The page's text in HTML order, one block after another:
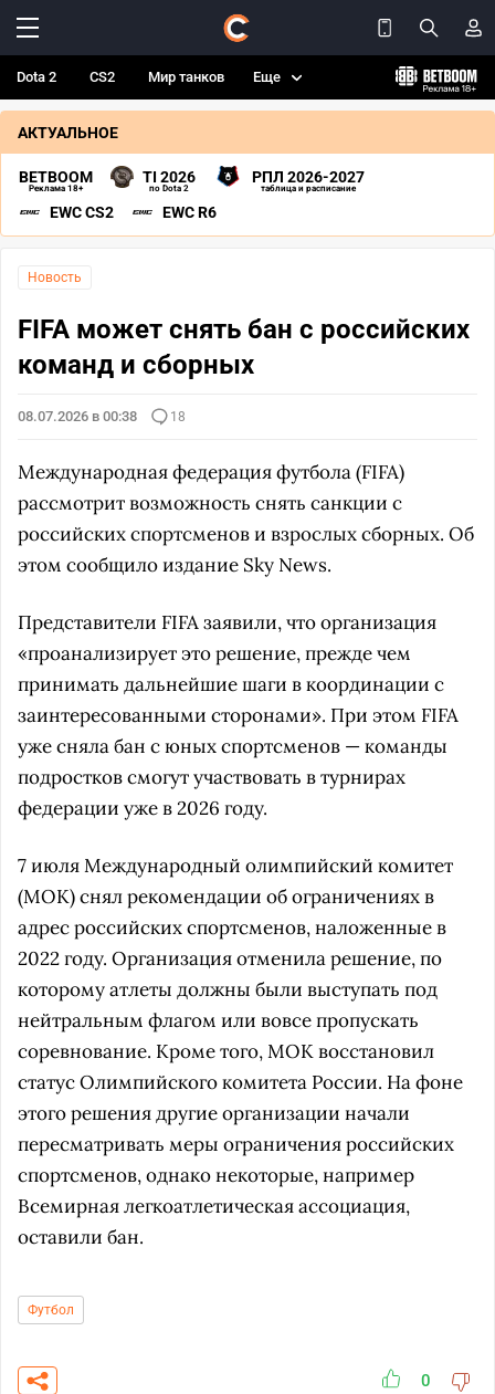
Dota 2 CS2 Мир танков Еще
АКТУАЛЬНОЕ
BETBOOM
Реклама 18+
TI 2026
по Dota 2
РПЛ 2026-2027
таблица и расписание
EWC CS2 EWC R6
Новость
FIFA может снять бан с российских
команд и сборных
08.07.2026 в 00:38 18
Международная федерация футбола (FIFA)
рассмотрит возможность снять санкции с
российских спортсменов и взрослых сборных. Об
этом сообщило издание Sky News.
Представители FIFA заявили, что организация
«проанализирует это решение, прежде чем
принимать дальнейшие шаги в координации с
заинтересованными сторонами». При этом FIFA
уже сняла бан с юных спортсменов — команды
подростков смогут участвовать в турнирах
федерации уже в 2026 году.
7 июля Международный олимпийский комитет
(МОК) снял рекомендации об ограничениях в
адрес российских спортсменов, наложенные в
2022 году. Организация отменила решение, по
которому атлеты должны были выступать под
нейтральным флагом или вовсе пропускать
соревнование. Кроме того, МОК восстановил
статус Олимпийского комитета России. На фоне
этого решения другие организации начали
пересматривать меры ограничения российских
спортсменов, однако некоторые, например
Всемирная легкоатлетическая ассоциация,
оставили бан.
Футбол
0